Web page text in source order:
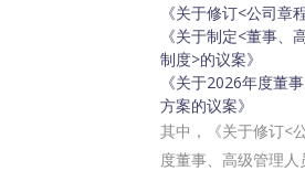
《关于修订<公司章
《关于制定<董事、
制度>的议案》
《关于2026年度董
方案的议案》
其中，《关于修订<
度董事、高级管理